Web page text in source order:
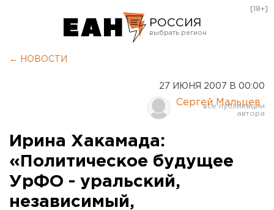
РОССИЯ
Курган
Оренбург
[18+]
← НОВОСТИ
27 ИЮНЯ 2007 В 00:00
Сергей Мальцев
Ирина Хакамада:
«Политическое будущее
УрФО - уральский,
независимый,